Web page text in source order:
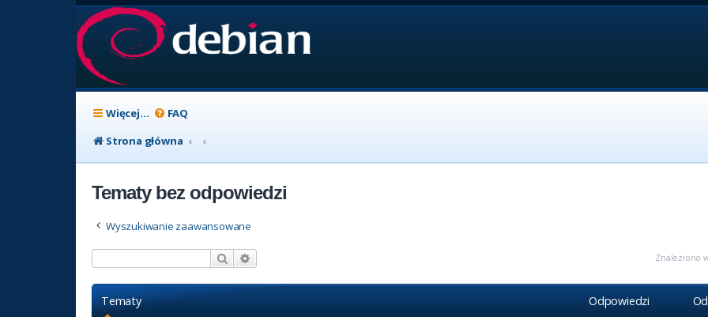
Więcej… FAQ
Strona główna
Tematy bez odpowiedzi
Wyszukiwanie zaawansowane
Szukaj Znaleziono
Tematy Odpowiedzi